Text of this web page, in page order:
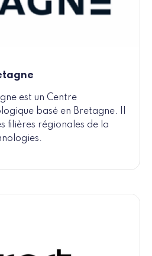
est un Centre
basé en Bretagne. Il
filières régionales de la